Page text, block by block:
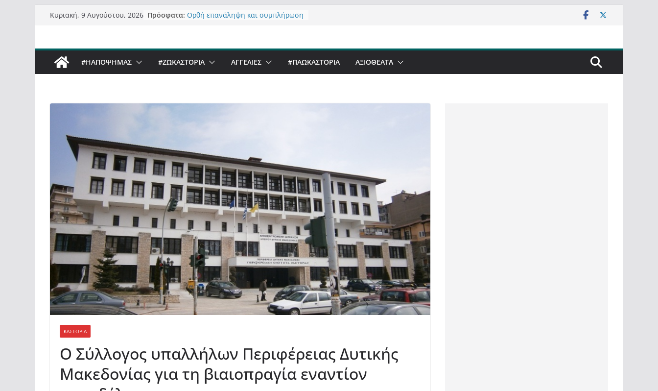
Μετάβαση
Κυριακή, 9 Αυγούστου, 2026 Πρόσφατα: Ορθή επανάληψη και συμπλήρωση
Sky στην Καστοριά;
Πόσο σανό να αντέξει ο
“μεταμορφώνουν” την Καστοριά,
#ΗΑΠΟΨΗΜΑΣ #ZΩΚΑΣΤΟΡΙΑ ΑΓΓΕΛΙΕΣ #ΠΑΩΚΑΣΤΟΡΙΑ ΑΞΙΟΘΈΑΤΑ
ΚΑΣΤΟΡΙΆ
Ο Σύλλογος υπαλλήλων Περιφέρειας Δυτικής
Μακεδονίας για τη βιαιοπραγία εναντίον